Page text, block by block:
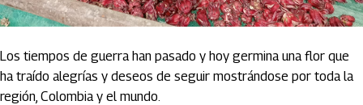
Los tiempos de guerra han pasado y hoy germina una flor que
ha traído alegrías y deseos de seguir mostrándose por toda la
región, Colombia y el mundo.